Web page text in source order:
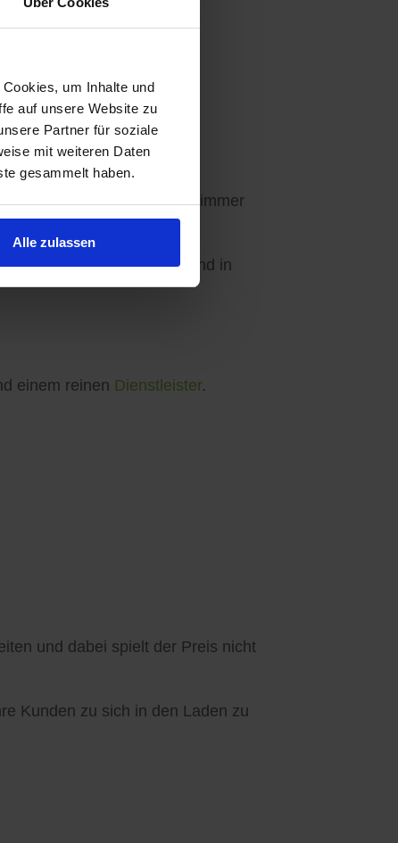
um Inhalte und
auf unsere Website zu
Partner für soziale
mit weiteren Daten
gesammelt haben.
Alle zulassen
abgestimmt.
- 3 Angebote sind für Sie immer
in unseren Apps und in
einem reinen Dienstleister.
und dabei spielt der Preis nicht
Kunden zu sich in den Laden zu